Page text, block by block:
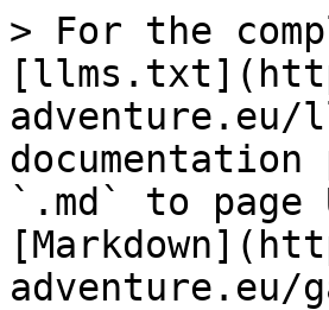
> For the
`.md` to
adventure.eu/